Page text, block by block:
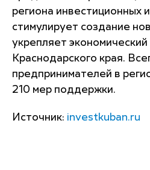
региона инвестиционных
стимулирует создание
укрепляет
Краснодарского края.
предпринимателей в
210 мер поддержки.
Источник: investkuban.ru